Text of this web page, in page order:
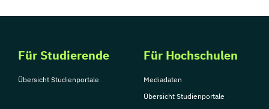
Für Studierende
Übersicht Studienportale
Für Hochschulen
Mediadaten
Übersicht Studienportale